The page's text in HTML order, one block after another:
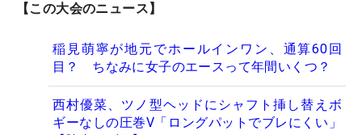
【この大会のニュース】
稲見萌寧が地元でホールインワン、通算60回
目？ ちなみに女子のエースって年間いくつ？
西村優菜、ツノ型ヘッドにシャフト挿し替えボ
ギーなしの圧巻V「ロングパットでブレにくい」